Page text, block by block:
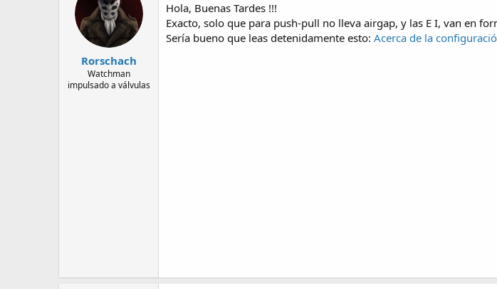
Rorschach
Watchman
impulsado a válvulas
Hola, Buenas Tardes !!!
Exacto, solo que para push-pull no lleva airgap, y las E I, van en
Sería bueno que leas detenidamente esto: Acerca de la